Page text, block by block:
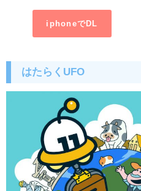
iphoneでDL
はたらく UFO